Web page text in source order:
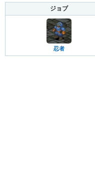
ジョブ
忍者